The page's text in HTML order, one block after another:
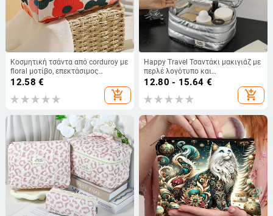
Κοσμητική τσάντα από corduroy με
floral μοτίβο, επεκτάσιμος
αποθηκευτικός χώρος,
12.58 €
add_shopping_cart
Happy Travel Τσαντάκι μακιγιάζ με
περλέ λογότυπο και
προσαρμοσμένο σχέδιο,
μακιγιάζ για ταξίδια με μεγάλο
12.80 - 15.64 €
add_shopping_cart